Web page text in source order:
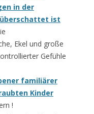
in der
ist
Ekel und große
Gefühle
familiärer
Kinder
!